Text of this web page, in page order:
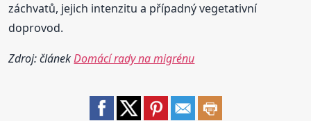
záchvatů, jejich intenzitu a případný vegetativní
doprovod.
Zdroj: článekDomácí rady na migrénu